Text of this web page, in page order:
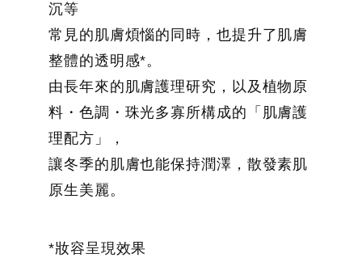
沉等
常見的肌膚煩惱的同時，也提升了肌膚
整體的透明感*。
由長年來的肌膚護理研究，以及植物原
料・色調・珠光多寡所構成的「肌膚護
理配方」，
讓冬季的肌膚也能保持潤澤，散發素肌
原生美麗。
*妝容呈現效果